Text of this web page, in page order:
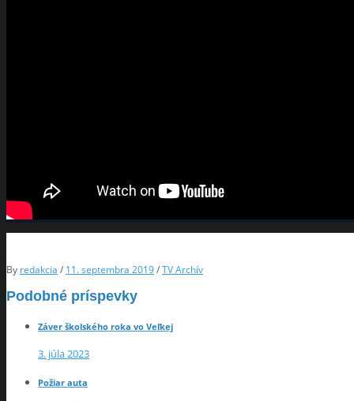
By redakcia / 11. septembra 2019/TV Archív
Podobné príspevky
Záver školského roka vo Veľkej
3. júla 2023
Požiar auta